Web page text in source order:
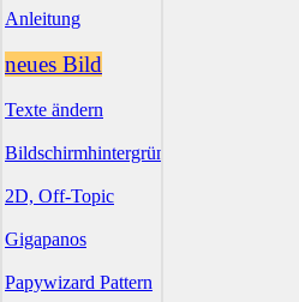
Anleitung
neues Bild
Texte ändern
Bildschirmhintergründe
2D, Off-Topic
Gigapanos
Papywizard Pattern